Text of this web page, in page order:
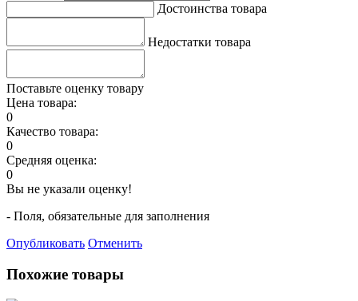
Достоинства товара
Недостатки товара
Поставьте оценку товару
Цена товара:
0
Качество товара:
0
Средняя оценка:
0
Вы не указали оценку!
- Поля, обязательные для заполнения
Опубликовать Отменить
Похожие товары